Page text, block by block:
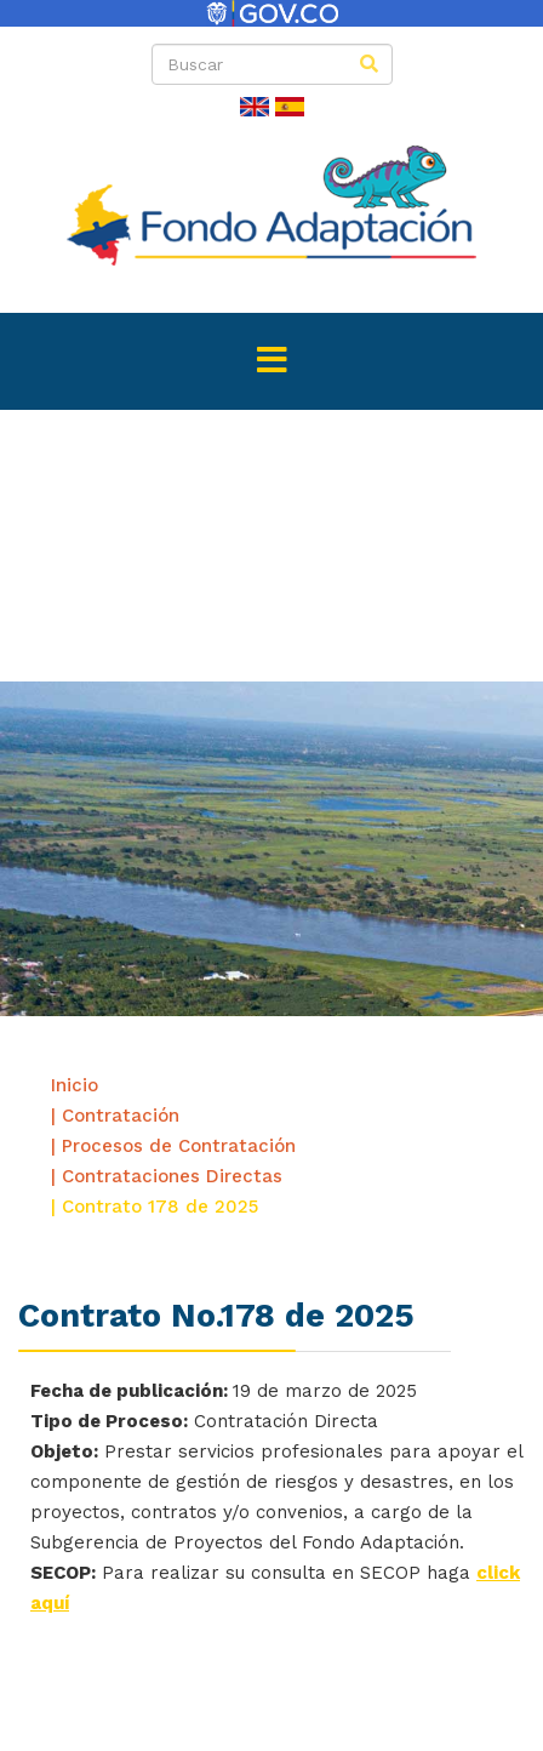
Directas
Inicio
| Contratación
| Procesos de Contratación
| Contrataciones Directas
| Contrato 178 de 2025
Contrato No.178 de 2025
Fecha de publicación: 19 de marzo de 2025
Tipo de Proceso: Contratación Directa
Objeto: Prestar servicios profesionales para apoyar el
componente de gestión de riesgos y desastres, en los
proyectos, contratos y/o convenios, a cargo de la
Subgerencia de Proyectos del Fondo Adaptación.
SECOP: Para realizar su consulta en SECOP haga click
aquí